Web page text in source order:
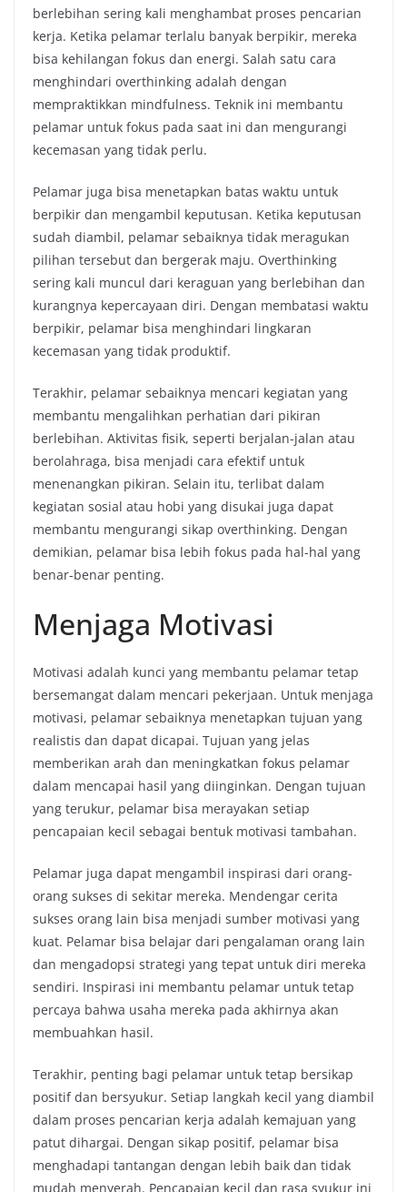
berlebihan sering kali menghambat proses pencarian
kerja. Ketika pelamar terlalu banyak berpikir, mereka
bisa kehilangan fokus dan energi. Salah satu cara
menghindari overthinking adalah dengan
mempraktikkan mindfulness. Teknik ini membantu
pelamar untuk fokus pada saat ini dan mengurangi
kecemasan yang tidak perlu.
Pelamar juga bisa menetapkan batas waktu untuk
berpikir dan mengambil keputusan. Ketika keputusan
sudah diambil, pelamar sebaiknya tidak meragukan
pilihan tersebut dan bergerak maju. Overthinking
sering kali muncul dari keraguan yang berlebihan dan
kurangnya kepercayaan diri. Dengan membatasi waktu
berpikir, pelamar bisa menghindari lingkaran
kecemasan yang tidak produktif.
Terakhir, pelamar sebaiknya mencari kegiatan yang
membantu mengalihkan perhatian dari pikiran
berlebihan. Aktivitas fisik, seperti berjalan-jalan atau
berolahraga, bisa menjadi cara efektif untuk
menenangkan pikiran. Selain itu, terlibat dalam
kegiatan sosial atau hobi yang disukai juga dapat
membantu mengurangi sikap overthinking. Dengan
demikian, pelamar bisa lebih fokus pada hal-hal yang
benar-benar penting.
Menjaga Motivasi
Motivasi adalah kunci yang membantu pelamar tetap
bersemangat dalam mencari pekerjaan. Untuk menjaga
motivasi, pelamar sebaiknya menetapkan tujuan yang
realistis dan dapat dicapai. Tujuan yang jelas
memberikan arah dan meningkatkan fokus pelamar
dalam mencapai hasil yang diinginkan. Dengan tujuan
yang terukur, pelamar bisa merayakan setiap
pencapaian kecil sebagai bentuk motivasi tambahan.
Pelamar juga dapat mengambil inspirasi dari orang-
orang sukses di sekitar mereka. Mendengar cerita
sukses orang lain bisa menjadi sumber motivasi yang
kuat. Pelamar bisa belajar dari pengalaman orang lain
dan mengadopsi strategi yang tepat untuk diri mereka
sendiri. Inspirasi ini membantu pelamar untuk tetap
percaya bahwa usaha mereka pada akhirnya akan
membuahkan hasil.
Terakhir, penting bagi pelamar untuk tetap bersikap
positif dan bersyukur. Setiap langkah kecil yang diambil
dalam proses pencarian kerja adalah kemajuan yang
patut dihargai. Dengan sikap positif, pelamar bisa
menghadapi tantangan dengan lebih baik dan tidak
mudah menyerah. Pencapaian kecil dan rasa syukur ini